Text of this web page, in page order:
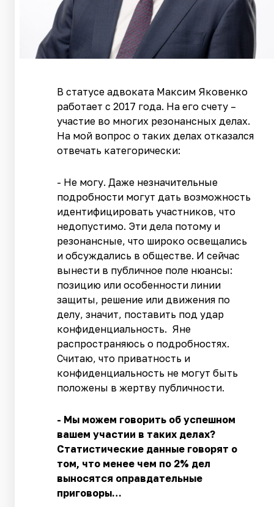
В статусе адвоката Максим Яковенко
работает с 2017 года. На его счету –
участие во многих резонансных делах.
На мой вопрос о таких делах отказался
отвечать категорически:
- Не могу. Даже незначительные
подробности могут дать возможность
идентифицировать участников, что
недопустимо. Эти дела потому и
резонансные, что широко освещались
и обсуждались в обществе. И сейчас
вынести в публичное поле нюансы:
позицию или особенности линии
защиты, решение или движения по
делу, значит, поставить под удар
конфиденциальность. Яне
распространяюсь о подробностях.
Считаю, что приватность и
конфиденциальность не могут быть
положены в жертву публичности.
- Мы можем говорить об успешном
вашем участии в таких делах?
Статистические данные говорят о
том, что менее чем по 2% дел
выносятся оправдательные
приговоры…